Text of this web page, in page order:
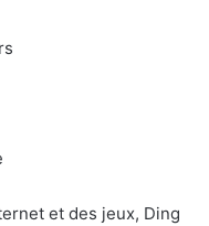
et des jeux, Ding